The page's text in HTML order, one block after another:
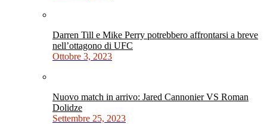
Darren Till e Mike Perry potrebbero affrontarsi a breve
nell’ottagono di UFC
Ottobre 3, 2023
Nuovo match in arrivo: Jared Cannonier VS Roman
Dolidze
Settembre 25, 2023